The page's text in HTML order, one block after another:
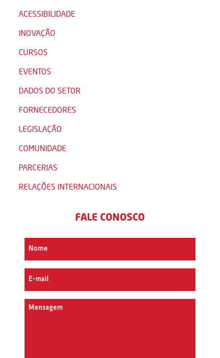
ACESSIBILIDADE
INOVAÇÃO
CURSOS
EVENTOS
DADOS DO SETOR
FORNECEDORES
LEGISLAÇÃO
COMUNIDADE
PARCERIAS
RELAÇÕES INTERNACIONAIS
FALE CONOSCO